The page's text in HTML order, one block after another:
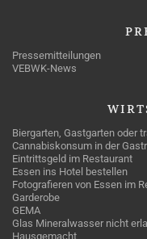
Pressemitteilungen
VEBWK-News
Biergarten, Gastgarten oder
Cannabiskonsum in der
Eintrittsgeld im Restaurant
Essen ins Hotel bestellen
Fotografieren von Essen im
Garderobe
GEMA
Glas Mineralwasser nicht
Hausgemacht